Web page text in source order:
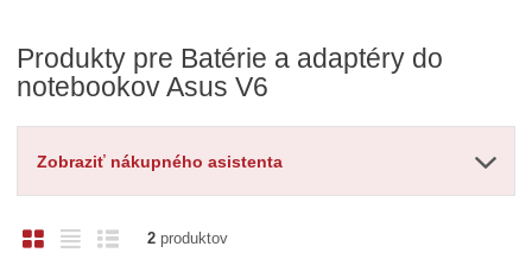
Produkty pre Batérie a adaptéry do
notebookov Asus V6
Zobraziť nákupného asistenta
O
R
2produktov